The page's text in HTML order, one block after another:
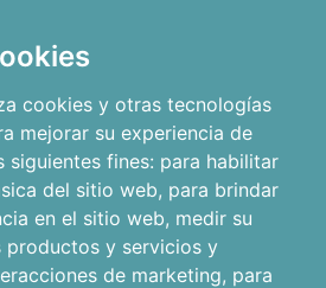
cookies y otras tecnologías
mejorar su experiencia de
siguientes fines: para habilitar
del sitio web, para brindar
en el sitio web, medir su
productos y servicios y
de marketing, para